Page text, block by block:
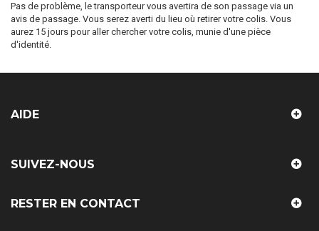
Pas de problème, le transporteur vous avertira de son passage via un
avis de passage. Vous serez averti du lieu où retirer votre colis. Vous
aurez 15 jours pour aller chercher votre colis, munie d'une pièce
d'identité.
AIDE
SUIVEZ-NOUS
RESTER EN CONTACT